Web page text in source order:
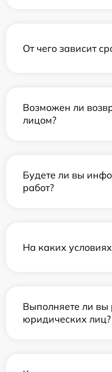
От чего зависит
Возможен ли
лицом?
Будете ли вы
работ?
На каких
Выполняете ли вы
юридических лиц?